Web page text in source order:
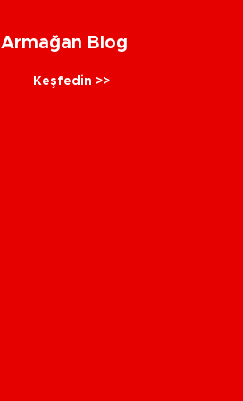
Armağan Blog
Keşfedin >>